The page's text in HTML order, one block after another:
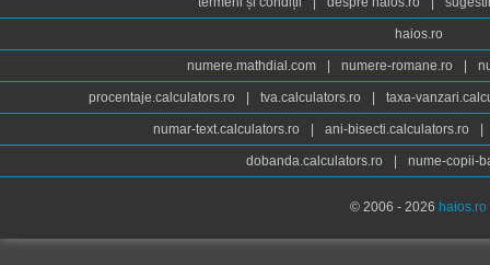
haios.ro
numere.mathdial.com numere-romane.ro
procentaje.calculators.ro tva.calculators.ro taxa-
numar-text.calculators.ro ani-bisecti.calculators.ro
dobanda.calculators.ro nume-copii-
© 2006 - 2026 haios.ro